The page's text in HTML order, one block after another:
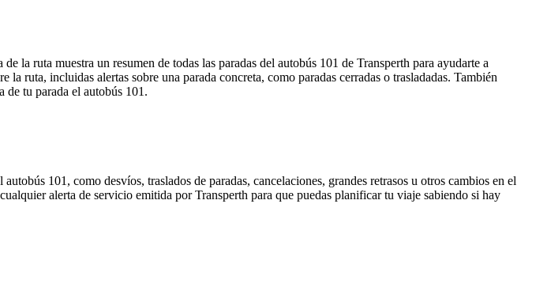
la ruta muestra un resumen de todas las paradas del autobús 101 de Transperth para ayudarte a
la ruta, incluidas alertas sobre una parada concreta, como paradas cerradas o trasladadas. También
de tu parada el autobús 101.
101, como desvíos, traslados de paradas, cancelaciones, grandes retrasos u otros cambios en el
alerta de servicio emitida por Transperth para que puedas planificar tu viaje sabiendo si hay